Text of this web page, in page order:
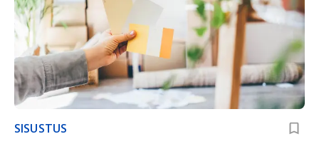
SISUSTUS